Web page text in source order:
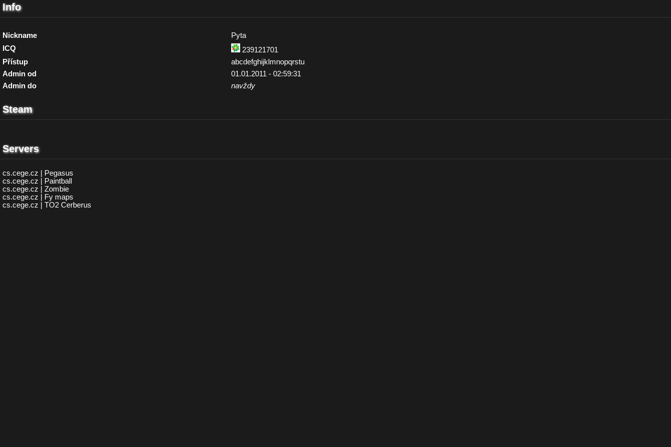
Info
Nickname
Pyta
ICQ
239121701
Přístup
abcdefghijklmnopqrstu
Admin od
01.01.2011 - 02:59:31
Admin do
navždy
Steam
Servers
cs.cege.cz | Pegasus
cs.cege.cz | Paintball
cs.cege.cz | Zombie
cs.cege.cz | Fy maps
cs.cege.cz | TO2 Cerberus